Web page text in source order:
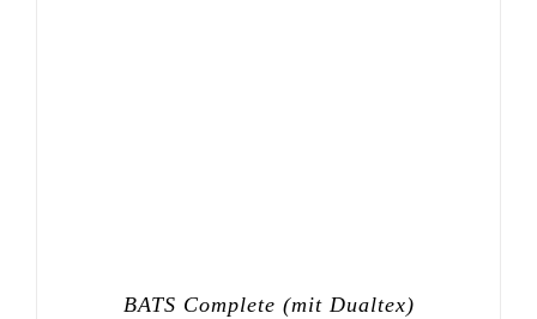
BATS Complete (mit Dualtex)